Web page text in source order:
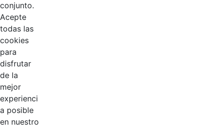
conjunto.
Acepte
todas las
cookies
para
disfrutar
de la
mejor
experienci
a posible
en nuestro